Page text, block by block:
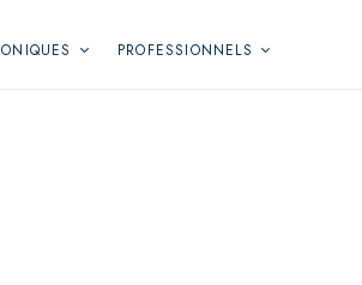
PROFESSIONNELS